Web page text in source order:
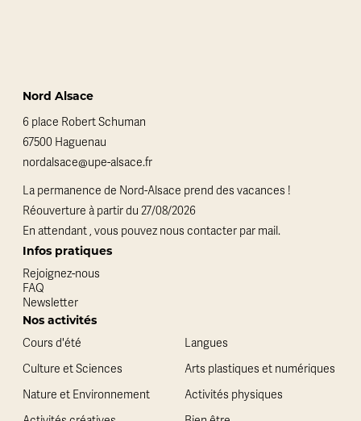
Nord Alsace
6 place Robert Schuman
67500 Haguenau
nordalsace@upe-alsace.fr
La permanence de Nord-Alsace prend des vacances !
Réouverture à partir du 27/08/2026
En attendant , vous pouvez nous contacter par mail.
Infos pratiques
Rejoignez-nous
FAQ
Newsletter
Nos activités
Cours d'été
Langues
Culture et Sciences
Arts plastiques et numériques
Nature et Environnement
Activités physiques